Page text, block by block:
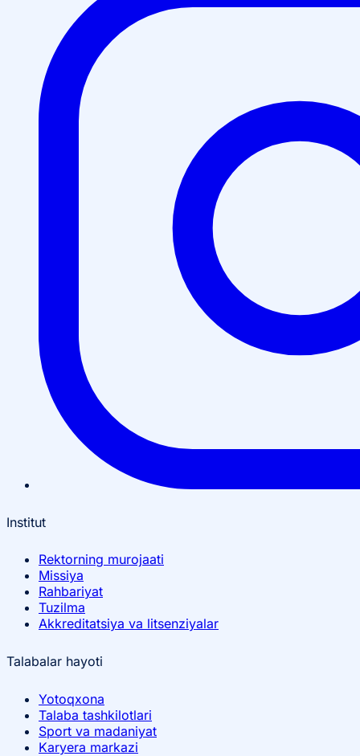
Institut
Rektorning murojaati
Missiya
Rahbariyat
Tuzilma
Akkreditatsiya va litsenziyalar
Talabalar hayoti
Yotoqxona
Talaba tashkilotlari
Sport va madaniyat
Karyera markazi